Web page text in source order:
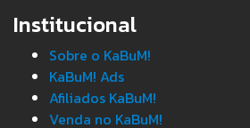
Institucional
Sobre o KaBuM!
KaBuM! Ads
Afiliados KaBuM!
Venda no KaBuM!